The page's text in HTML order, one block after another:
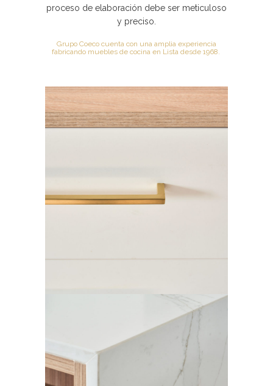
proceso de elaboración debe ser meticuloso
y preciso.
Grupo Coeco cuenta con una amplia experiencia
fabricando muebles de cocina en Lista desde 1968.